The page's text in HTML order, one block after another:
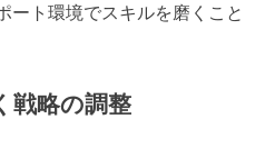
ート環境でスキルを磨くこと
戦略の調整